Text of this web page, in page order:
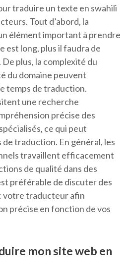
traduire un texte en swahili
Tout d’abord, la
élément important à prendre
est long, plus il faudra de
plus, la complexité du
du domaine peuvent
temps de traduction.
une recherche
précise des
ce qui peut
traduction. En général, les
travaillent efficacement
de qualité dans des
préférable de discuter des
votre traducteur afin
précise en fonction de vos
mon site web en